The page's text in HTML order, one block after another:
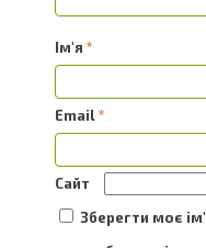
Ім'я *
Email*
Сайт
Зберегти моє